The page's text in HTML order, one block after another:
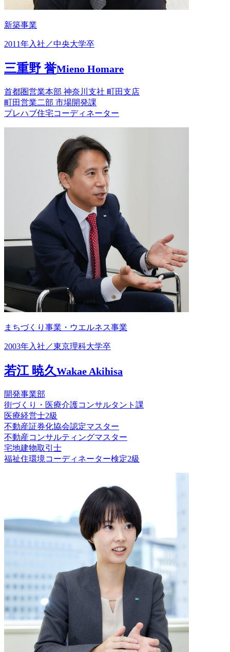
新築事業
2011年入社／中央大学卒
三重野 誉Mieno Homare
首都圏営業本部 神奈川支社 町田支店
町田営業二部 市場開発課
プレハブ住宅コーディネーター
まちづくり事業・ウエルネス事業
2003年入社／東京理科大学卒
若江 暁久Wakae Akihisa
開発事業部
街づくり・医療介護コンサルタント課
医療経営士2級
不動産証券化協会認定マスター
不動産コンサルティングマスター
宅地建物取引士
福祉住環境コーディネーター検定2級